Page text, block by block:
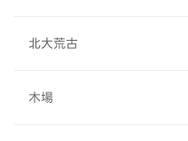
北大荒古
木場